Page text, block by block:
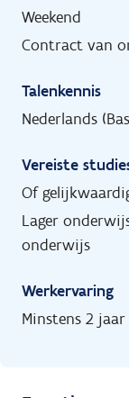
Weekend
Contract van
Talenkennis
Nederlands
Vereiste
Of
Lager
onderwijs
Werkervaring
Minstens 2